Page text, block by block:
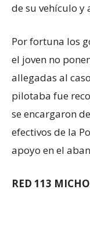
de su vehículo y
Por fortuna los
el joven no
allegadas al
pilotaba fue
se encargaron
efectivos de la
apoyo en el
RED 113